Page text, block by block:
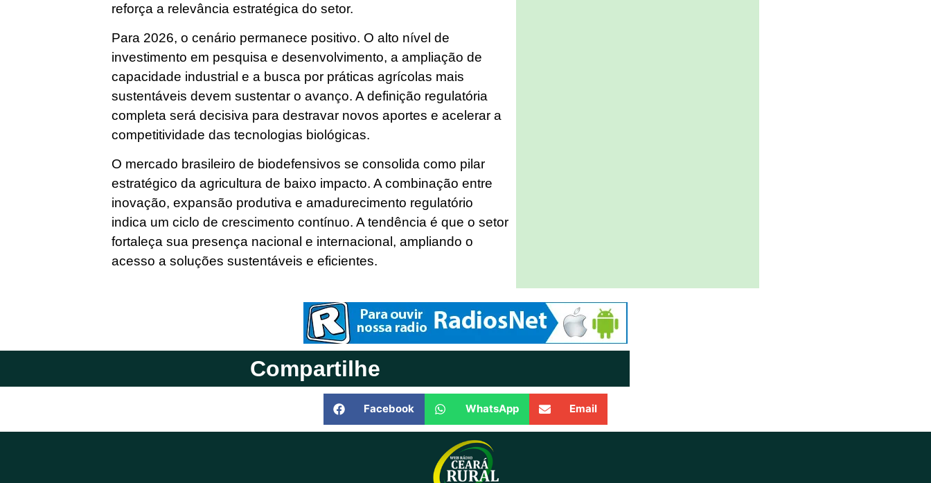
reforça a relevância estratégica do setor.
Para 2026, o cenário permanece positivo. O alto nível de
investimento em pesquisa e desenvolvimento, a ampliação de
capacidade industrial e a busca por práticas agrícolas mais
sustentáveis devem sustentar o avanço. A definição regulatória
completa será decisiva para destravar novos aportes e acelerar a
competitividade das tecnologias biológicas.
O mercado brasileiro de biodefensivos se consolida como pilar
estratégico da agricultura de baixo impacto. A combinação entre
inovação, expansão produtiva e amadurecimento regulatório
indica um ciclo de crescimento contínuo. A tendência é que o setor
fortaleça sua presença nacional e internacional, ampliando o
acesso a soluções sustentáveis e eficientes.
Compartilhe
Facebook WhatsApp Email